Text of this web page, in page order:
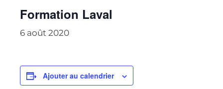
Formation Laval
6 août 2020
Ajouter au calendrier